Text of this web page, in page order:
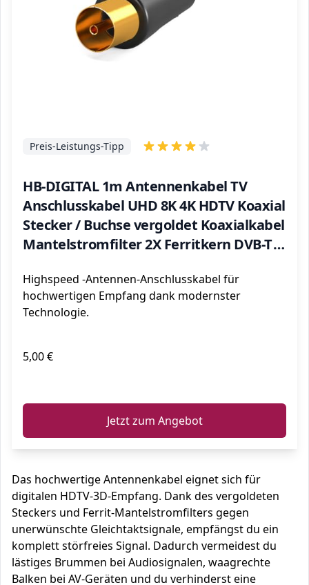
HB-DIGITAL 1m Antennenkabel TV
Anschlusskabel UHD 8K 4K HDTV Koaxial
Stecker / Buchse vergoldet Koaxialkabel
Mantelstromfilter 2X Ferritkern DVB-T
Schwarz
Preis-Leistungs-Tipp
Highspeed -Antennen-Anschlusskabel für
hochwertigen Empfang dank modernster
Technologie.
5,00 €
Jetzt zum Angebot
Das hochwertige Antennenkabel eignet sich für
digitalen HDTV-3D-Empfang. Dank des vergoldeten
Steckers und Ferrit-Mantelstromfilters gegen
unerwünschte Gleichtaktsignale, empfängst du ein
komplett störfreies Signal. Dadurch vermeidest du
lästiges Brummen bei Audiosignalen, waagrechte
Balken bei AV-Geräten und du verhinderst eine